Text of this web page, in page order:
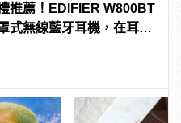
推薦！EDIFIER W800BT
式無線藍牙耳機，在耳邊